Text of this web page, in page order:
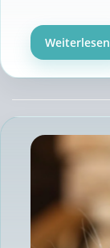
Weiterlesen